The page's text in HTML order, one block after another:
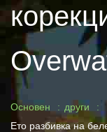
Основен
други
Ето разбивка на